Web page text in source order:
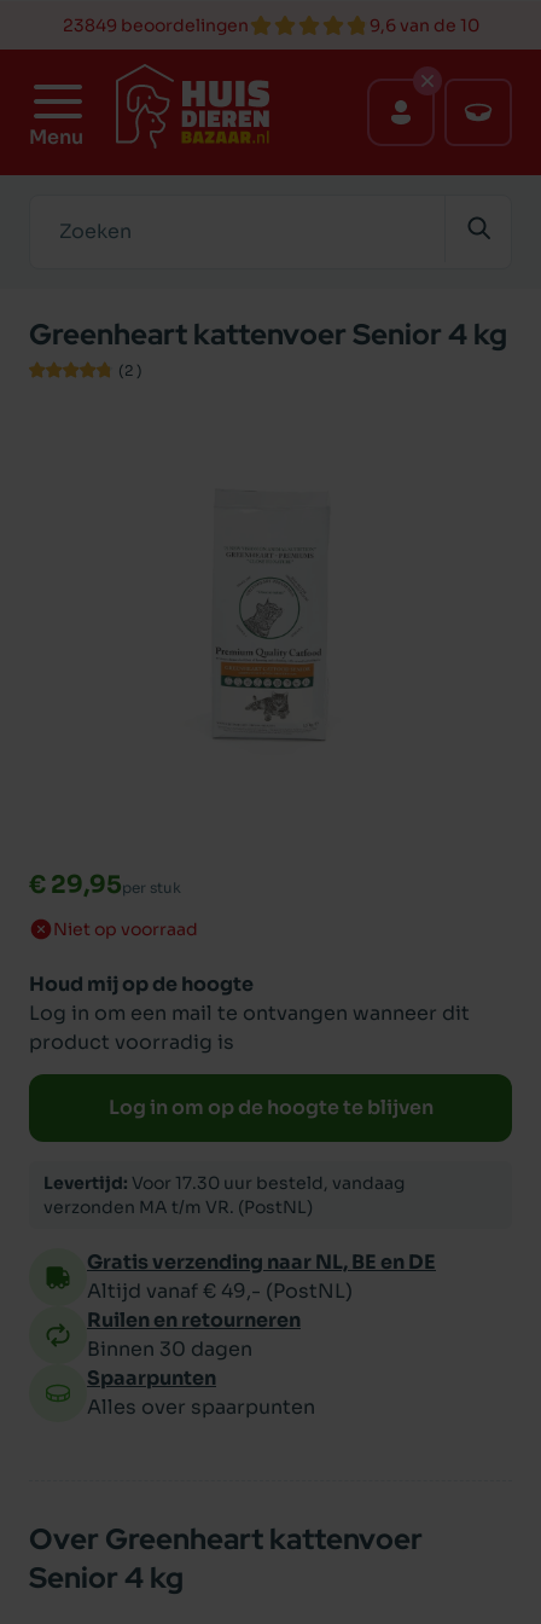
23849 beoordelingen 9,6 van de 10
Menu
Greenheart kattenvoer Senior 4 kg
(2 )
€ 29,95per stuk
Niet op voorraad
Houd mij op de hoogte
Log in om een mail te ontvangen wanneer dit
product voorradig is
Log in om op de hoogte te blijven
Levertijd: Voor 17.30 uur besteld, vandaag
verzonden MA t/m VR. (PostNL)
Gratis verzending naar NL, BE en DE
Altijd vanaf € 49,- (PostNL)
Ruilen en retourneren
Binnen 30 dagen
Spaarpunten
Alles over spaarpunten
Over Greenheart kattenvoer
Senior 4 kg